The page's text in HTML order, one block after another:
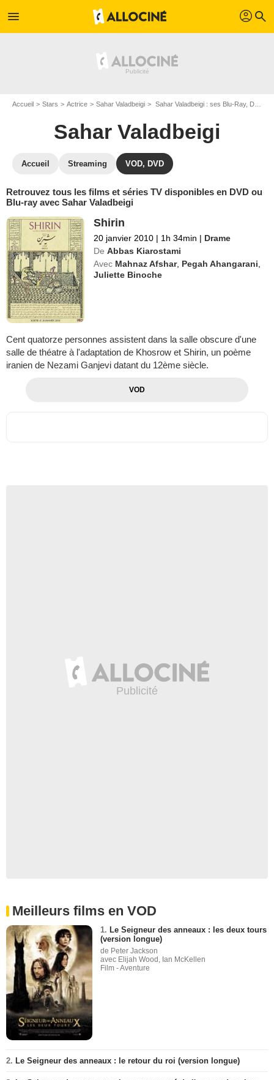
menu profil search
Accueil Stars Actrice Sahar Valadbeigi Sahar Valadbeigi : ses Blu-Ray, DVD, VOD, SVOD
Sahar Valadbeigi
Accueil Streaming VOD, DVD
Retrouvez tous les films et séries TV disponibles en DVD ou
Blu-ray avec Sahar Valadbeigi
Shirin
20 janvier 2010 | 1h 34min | Drame
De Abbas Kiarostami
Avec Mahnaz Afshar, Pegah Ahangarani
Juliette Binoche
Cent quatorze personnes assistent dans la salle obscure d'une
salle de théatre à l'adaptation de Khosrow et Shirin, un poème
iranien de Nezami Ganjevi datant du 12ème siècle.
VOD
Meilleurs films en VOD
1. Le Seigneur des anneaux : les deux tours
(version longue)
de Peter Jackson
avec Elijah Wood, Ian McKellen
Film - Aventure
2. Le Seigneur des anneaux : le retour du roi (version longue)